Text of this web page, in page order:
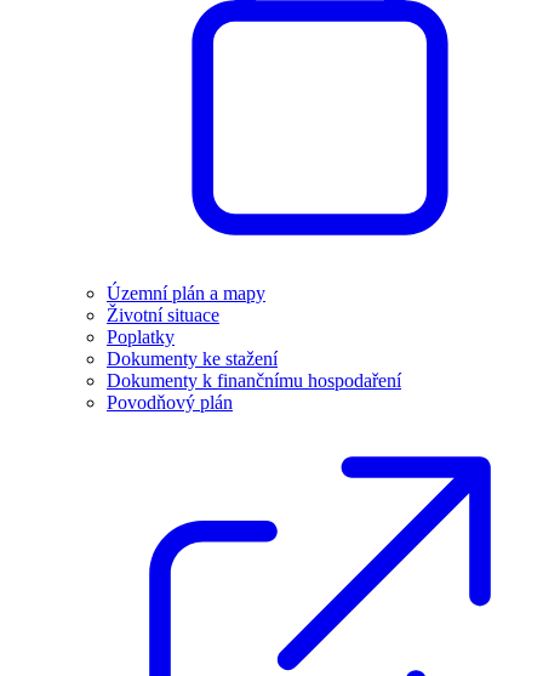
Územní plán a mapy
Životní situace
Poplatky
Dokumenty ke stažení
Dokumenty k finančnímu hospodaření
Povodňový plán